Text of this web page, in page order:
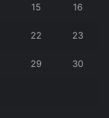
15 16
22 23
29 30